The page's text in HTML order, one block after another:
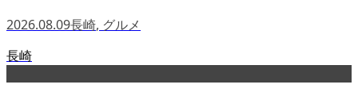
2026.08.09長崎, グルメ
長崎